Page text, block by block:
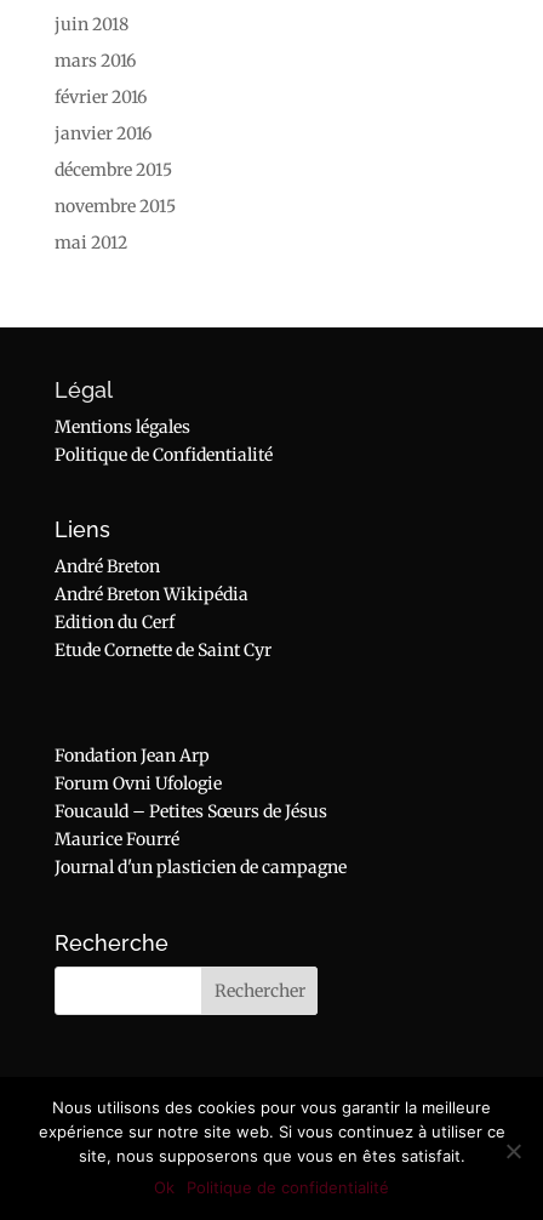
juin 2018
mars 2016
février 2016
janvier 2016
décembre 2015
novembre 2015
mai 2012
Légal
Mentions légales
Politique de Confidentialité
Liens
André Breton
André Breton Wikipédia
Edition du Cerf
Etude Cornette de Saint Cyr
Fondation Jean Arp
Forum Ovni Ufologie
Foucauld – Petites Sœurs de Jésus
Maurice Fourré
Journal d'un plasticien de campagne
Recherche
© Fonds Michel Carrouges
Nous utilisons des cookies pour vous garantir la meilleure
expérience sur notre site web. Si vous continuez à utiliser ce
site, nous supposerons que vous en êtes satisfait.
Ok
Politique de confidentialité